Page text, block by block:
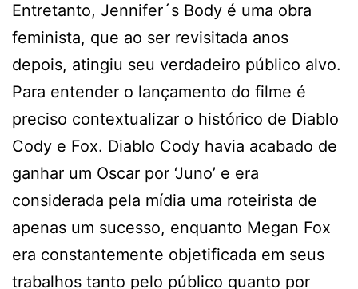
Entretanto, Jennifer´s Body é uma obra
feminista, que ao ser revisitada anos
depois, atingiu seu verdadeiro público alvo.
Para entender o lançamento do filme é
preciso contextualizar o histórico de Diablo
Cody e Fox. Diablo Cody havia acabado de
ganhar um Oscar por ‘Juno’ e era
considerada pela mídia uma roteirista de
apenas um sucesso, enquanto Megan Fox
era constantemente objetificada em seus
trabalhos tanto pelo público quanto por